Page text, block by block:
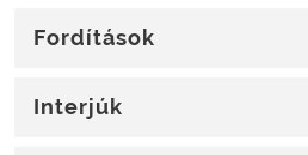
Fordítások
Interjúk